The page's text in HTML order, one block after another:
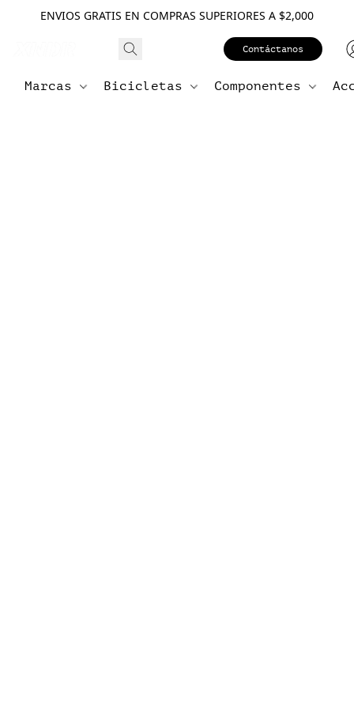
ENVIOS GRATIS EN COMPRAS SUPERIORES A $2,000
Contáctanos
Marcas Bicicletas Componentes